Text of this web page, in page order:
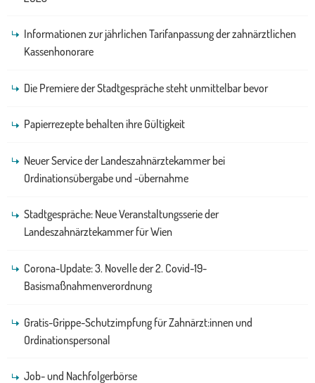
Informationen zur jährlichen Tarifanpassung der zahnärztlichen
Kassenhonorare
Die Premiere der Stadtgespräche steht unmittelbar bevor
Papierrezepte behalten ihre Gültigkeit
Neuer Service der Landeszahnärztekammer bei
Ordinationsübergabe und -übernahme
Stadtgespräche: Neue Veranstaltungsserie der
Landeszahnärztekammer für Wien
Corona-Update: 3. Novelle der 2. Covid-19-
Basismaßnahmenverordnung
Gratis-Grippe-Schutzimpfung für Zahnärzt:innen und
Ordinationspersonal
Job- und Nachfolgerbörse